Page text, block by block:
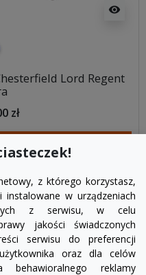
visibility
Lord Regent
zł
z którego korzystasz,
w urządzeniach
z serwisu, w celu
jakości świadczonych
serwisu do preferencji
oraz dla celów
behawioralnego reklamy